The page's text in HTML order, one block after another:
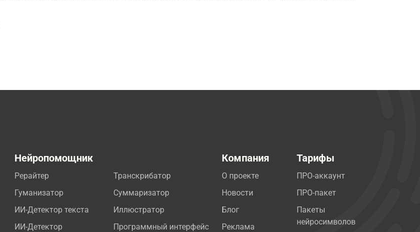
Нейропомощник
Рерайтер
Гуманизатор
ИИ-Детектор текста
ИИ-Детектор
Транскрибатор
Суммаризатор
Иллюстратор
Программный интерфейс
Компания
О проекте
Новости
Блог
Реклама
Тарифы
ПРО-аккаунт
ПРО-пакет
Пакеты
нейросимволов